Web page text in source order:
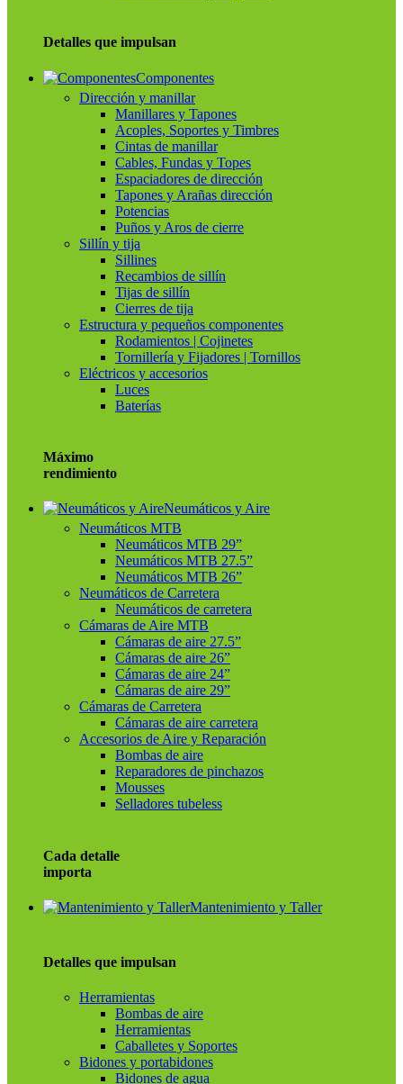
Detalles que impulsan
Componentes
Dirección y manillar
Manillares y Tapones
Acoples, Soportes y Timbres
Cintas de manillar
Cables, Fundas y Topes
Espaciadores de dirección
Tapones y Arañas dirección
Potencias
Puños y Aros de cierre
Sillín y tija
Sillines
Recambios de sillín
Tijas de sillín
Cierres de tija
Estructura y pequeños componentes
Rodamientos | Cojinetes
Tornillería y Fijadores | Tornillos
Eléctricos y accesorios
Luces
Baterías
Máximo
rendimiento
Neumáticos y Aire
Neumáticos MTB
Neumáticos MTB 29”
Neumáticos MTB 27.5”
Neumáticos MTB 26”
Neumáticos de Carretera
Neumáticos de carretera
Cámaras de Aire MTB
Cámaras de aire 27.5”
Cámaras de aire 26”
Cámaras de aire 24”
Cámaras de aire 29”
Cámaras de Carretera
Cámaras de aire carretera
Accesorios de Aire y Reparación
Bombas de aire
Reparadores de pinchazos
Mousses
Selladores tubeless
Cada detalle
importa
Mantenimiento y Taller
Detalles que impulsan
Herramientas
Bombas de aire
Herramientas
Caballetes y Soportes
Bidones y portabidones
Bidones de agua